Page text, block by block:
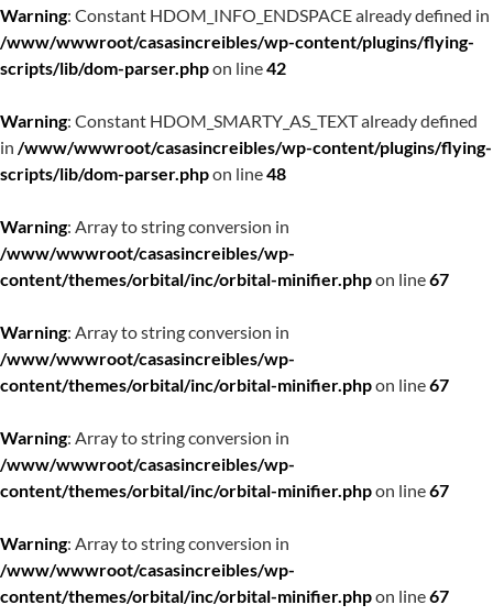
Warning: Constant HDOM_INFO_ENDSPACE already defined in
/www/wwwroot/casasincreibles/wp-content/plugins/flying-
scripts/lib/dom-parser.phpon line42
Warning: Constant HDOM_SMARTY_AS_TEXT already defined
in /www/wwwroot/casasincreibles/wp-content/plugins/flying-
scripts/lib/dom-parser.phpon line48
Warning: Array to string conversion in
/www/wwwroot/casasincreibles/wp-
content/themes/orbital/inc/orbital-minifier.phpon line67
Warning: Array to string conversion in
/www/wwwroot/casasincreibles/wp-
content/themes/orbital/inc/orbital-minifier.phpon line67
Warning: Array to string conversion in
/www/wwwroot/casasincreibles/wp-
content/themes/orbital/inc/orbital-minifier.phpon line67
Warning: Array to string conversion in
/www/wwwroot/casasincreibles/wp-
content/themes/orbital/inc/orbital-minifier.phpon line67